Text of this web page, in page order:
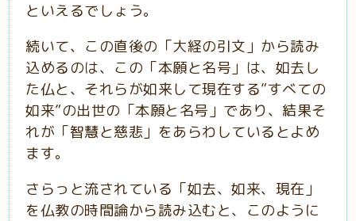
といえるでしょう。
続いて、この直後の「大経の引文」から読み
込めるのは、この「本願と名号」は、如去し
た仏と、それらが如来して現在する”すべての
如来”の出世の「本願と名号」であり、結果そ
れが「智慧と慈悲」をあらわしているとよめ
ます。
さらっと流されている「如去、如来、現在」
を仏教の時間論から読み込むと、このように